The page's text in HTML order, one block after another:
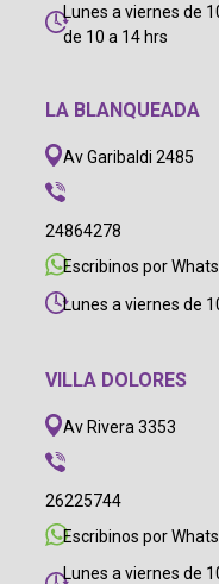
Lunes a viernes de
de 10 a 14 hrs
LA BLANQUEADA
Av Garibaldi 2485
24864278
Escribinos por
Lunes a viernes de
VILLA DOLORES
Av Rivera 3353
26225744
Escribinos por
Lunes a viernes de